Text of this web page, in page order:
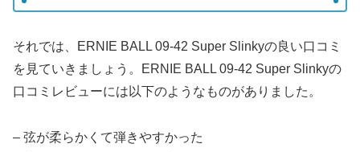
それでは、ERNIE BALL 09-42 Super Slinkyの良い口コミ
を見ていきましょう。ERNIE BALL 09-42 Super Slinkyの
口コミレビューには以下のようなものがありました。
– 弦が柔らかくて弾きやすかった